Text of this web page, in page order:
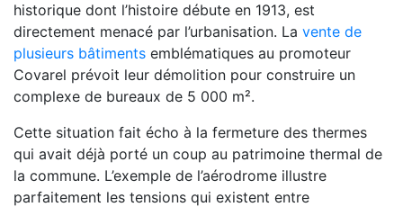
historique dont l’histoire débute en 1913, est
directement menacé par l’urbanisation. La vente de
plusieurs bâtiments emblématiques au promoteur
Covarel prévoit leur démolition pour construire un
complexe de bureaux de 5 000 m².
Cette situation fait écho à la fermeture des thermes
qui avait déjà porté un coup au patrimoine thermal de
la commune. L’exemple de l’aérodrome illustre
parfaitement les tensions qui existent entre